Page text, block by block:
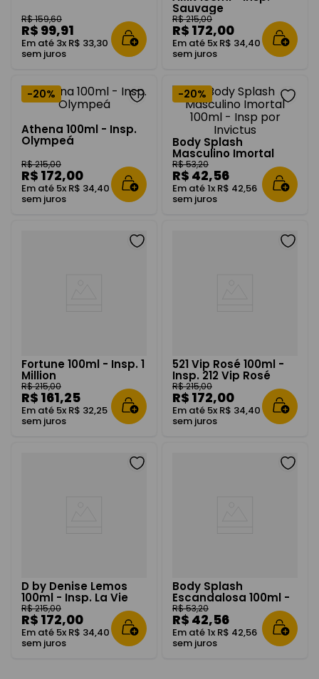
R$159,60
R$ 99,91
Em até 3x R$ 33,30
sem juros
Sauvage
R$215,00
R$ 172,00
Em até 5x R$ 34,40
sem juros
-20%
Athena 100ml - Insp.
Olympeá
R$215,00
R$ 172,00
Em até 5x R$ 34,40
sem juros
-20%
Body Splash
Masculino Imortal
100ml - Insp por
Invictus
R$53,20
R$ 42,56
Em até1x R$ 42,56
sem juros
Fortune 100ml - Insp. 1
Million
R$215,00
R$ 161,25
Em até 5x R$ 32,25
sem juros
521 Vip Rosé 100ml -
Insp. 212 Vip Rosé
R$215,00
R$ 172,00
Em até 5x R$ 34,40
sem juros
D by Denise Lemos
100ml - Insp. La Vie
Est Belle
R$215,00
R$ 172,00
Em até 5x R$ 34,40
sem juros
Body Splash
Escandalosa 100ml -
Insp Scandal
R$53,20
R$ 42,56
Em até1x R$ 42,56
sem juros